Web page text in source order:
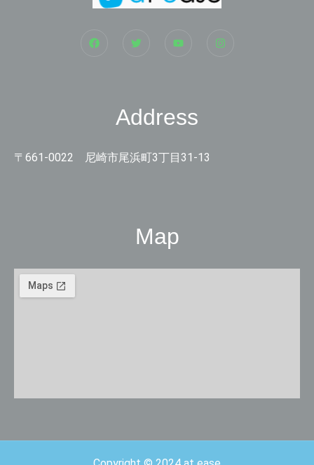
Address
〒661-0022 尼崎市尾浜町3丁目31-13
Map